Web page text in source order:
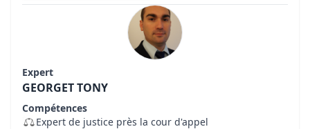
Expert
GEORGET TONY
Compétences
Expert de justice près la cour d'appel